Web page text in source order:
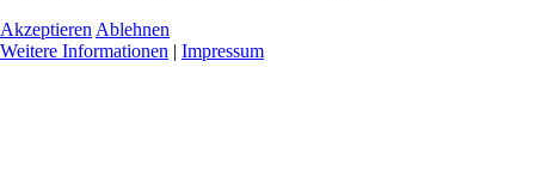
Akzeptieren Ablehnen
Weitere Informationen | Impressum